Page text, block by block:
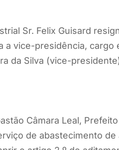
Sr. Felix Guisard
a vice-presidência,
da Silva (vice-
Câmara Leal,
de abastecimento